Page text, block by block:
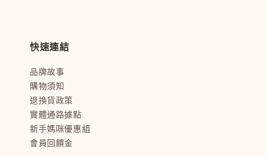
快速連結
品牌故事
購物須知
退換貨政策
實體通路據點
新手媽咪優惠組
會員回饋金